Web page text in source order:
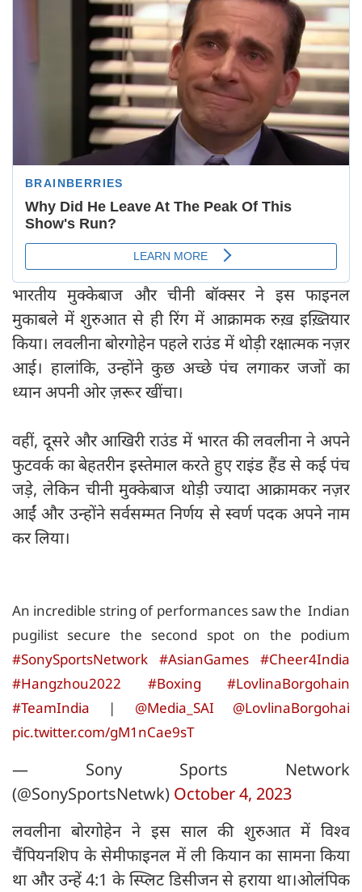
भारतीय मुक्केबाज और चीनी बॉक्सर ने इस फाइनल
मुकाबले में शुरुआत से ही रिंग में आक्रामक रुख़ इख़्तियार
किया। लवलीना बोरगोहेन पहले राउंड में थोड़ी रक्षात्‍मक नज़र
आई। हालांकि, उन्होंने कुछ अच्छे पंच लगाकर जजों का
ध्यान अपनी ओर ज़रूर खींचा।
वहीं, दूसरे और आखिरी राउंड में भारत की लवलीना ने अपने
फुटवर्क का बेहतरीन इस्तेमाल करते हुए राइंड हैंड से कई पंच
जड़े, लेकिन चीनी मुक्केबाज थोड़ी ज्यादा आक्रामकर नज़र
आईं और उन्होंने सर्वसम्मत निर्णय से स्वर्ण पदक अपने नाम
कर लिया।
An incredible string of performances saw the Indian
pugilist secure the second spot on the podium
#SonySportsNetwork
#AsianGames
#Cheer4India
#Hangzhou2022
#Boxing
#LovlinaBorgohain
#TeamIndia | @Media_SAI
@LovlinaBorgohai
pic.twitter.com/gM1nCae9sT
— Sony Sports Network
(@SonySportsNetwk) October 4, 2023
लवलीना बोरगोहेन ने इस साल की शुरुआत में विश्व
चैंपियनशिप के सेमीफाइनल में ली कियान का सामना किया
था और उन्हें 4:1 के स्प्लिट डिसीजन से हराया था।ओलंपिक